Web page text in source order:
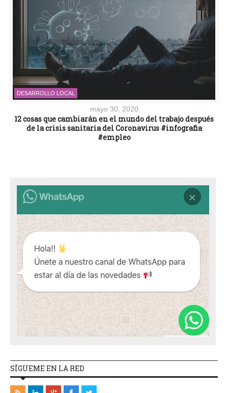
DESARROLLO LOCAL
mayo 30, 2020
12 cosas que cambiarán en el mundo del trabajo después
de la crisis sanitaria del Coronavirus #infografia
#empleo
SÍGUEME EN LA RED